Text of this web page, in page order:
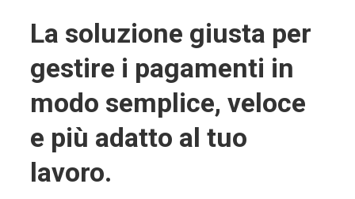
La soluzione giusta per
gestire i pagamenti in
modo semplice, veloce
e più adatto al tuo
lavoro.